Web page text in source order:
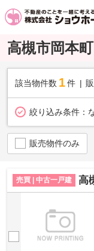
高槻市岡本
該当物件数 1件
絞り込み条件：
販売物件のみ
売買 | 中古一戸建 高